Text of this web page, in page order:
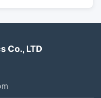
Co., LTD